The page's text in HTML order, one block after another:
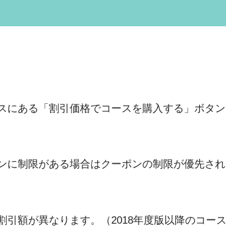
にある「割引価格でコースを購入する」ボタン
制限がある場合はクーポンの制限が優先され
引額が異なります。（2018年度版以降のコース